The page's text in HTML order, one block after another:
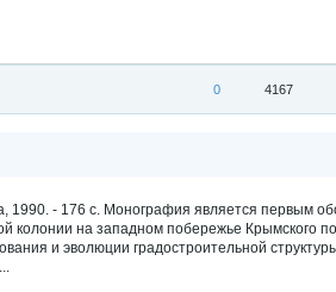
4167
0
1990. - 176 с. Монография является первым
колонии на западном побережье Крымского
и эволюции градостроительной